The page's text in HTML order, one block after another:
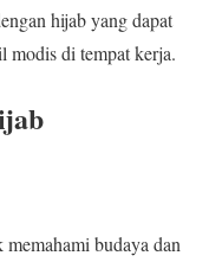
hijab yang dapat
modis di tempat kerja.
budaya dan